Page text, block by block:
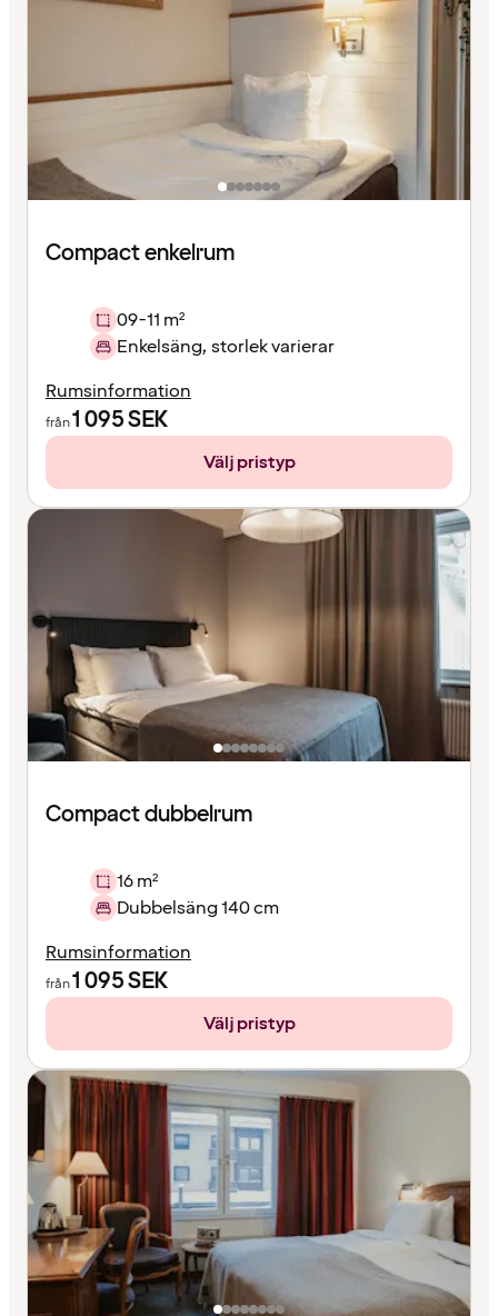
Compact enkelrum
09-11 m²
Enkelsäng, storlek varierar
Rumsinformation
från1 095SEK
Välj pristyp
Compact dubbelrum
16 m²
Dubbelsäng 140 cm
Rumsinformation
från1 095SEK
Välj pristyp